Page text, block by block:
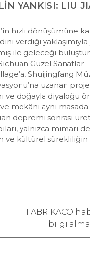
YANKISI: LIU
hızlı dönüşümüne
verdiği
ile geleceği
Güzel Sanatlar
Shuijingfang
uzanan
ve doğayla diyaloğu
mekânı aynı masada
depremi sonrası
yalnızca mimari
ve kültürel
FABRIKACO
bilgi